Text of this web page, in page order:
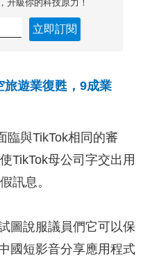
升級你的科技原力！
立即訂閱
旅遊業復甦，9成業
臨與TikTok相同的審
TikTok母公司字交出用
訊息。
圖說服議員們它可以保
國短影音分享應用程式